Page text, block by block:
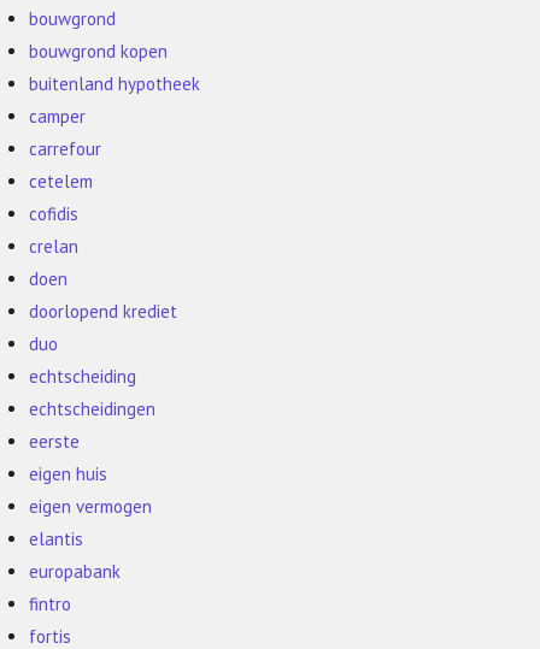
bouwgrond
bouwgrond kopen
buitenland hypotheek
camper
carrefour
cetelem
cofidis
crelan
doen
doorlopend krediet
duo
echtscheiding
echtscheidingen
eerste
eigen huis
eigen vermogen
elantis
europabank
fintro
fortis